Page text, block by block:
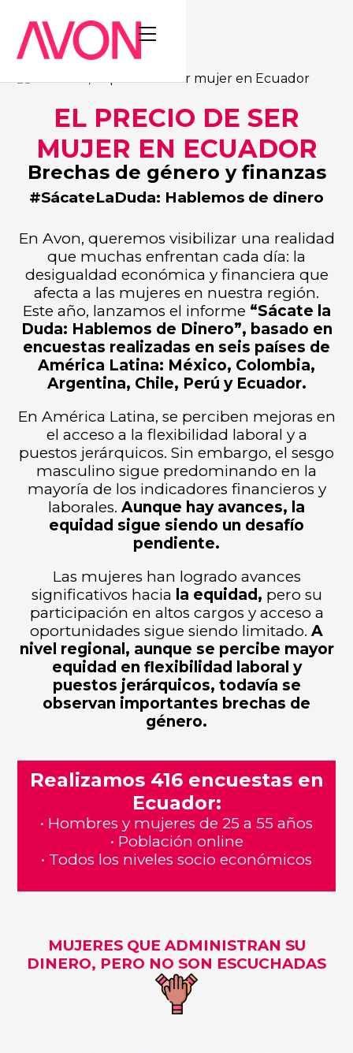
EL PRECIO DE SER
MUJER EN ECUADOR
Brechas de género y finanzas
#SácateLaDuda: Hablemos de dinero
En Avon, queremos visibilizar una realidad
que muchas enfrentan cada día: la
desigualdad económica y financiera que
afecta a las mujeres en nuestra región.
Este año, lanzamos el informe “Sácate la
Duda: Hablemos de Dinero”, basado en
encuestas realizadas en seis países de
América Latina: México, Colombia,
Argentina, Chile, Perú y Ecuador.
En América Latina, se perciben mejoras en
el acceso a la flexibilidad laboral y a
puestos jerárquicos. Sin embargo, el sesgo
masculino sigue predominando en la
mayoría de los indicadores financieros y
laborales. Aunque hay avances, la
equidad sigue siendo un desafío
pendiente.
Las mujeres han logrado avances
significativos hacia la equidad, pero su
participación en altos cargos y acceso a
oportunidades sigue siendo limitado. A
nivel regional, aunque se percibe mayor
equidad en flexibilidad laboral y
puestos jerárquicos, todavía se
observan importantes brechas de
género.
Realizamos 416 encuestas en
Ecuador:
• Hombres y mujeres de 25 a 55 años
• Población online
• Todos los niveles socio económicos
MUJERES QUE ADMINISTRAN SU
DINERO, PERO NO SON ESCUCHADAS